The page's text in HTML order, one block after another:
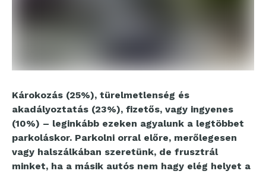
Károkozás (25%), türelmetlenség és
akadályoztatás (23%), fizetős, vagy ingyenes
(10%) – leginkább ezeken agyalunk a legtöbbet
parkoláskor. Parkolni orral előre, merőlegesen
vagy halszálkában szeretünk, de frusztrál
minket, ha a másik autós nem hagy elég helyet a